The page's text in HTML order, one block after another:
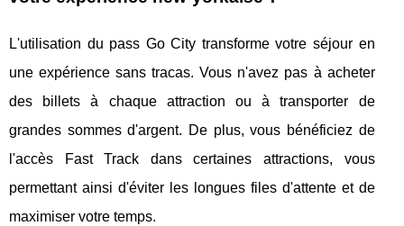
L'utilisation du pass Go City transforme votre séjour en
une expérience sans tracas. Vous n'avez pas à acheter
des billets à chaque attraction ou à transporter de
grandes sommes d'argent. De plus, vous bénéficiez de
l'accès Fast Track dans certaines attractions, vous
permettant ainsi d'éviter les longues files d'attente et de
maximiser votre temps.